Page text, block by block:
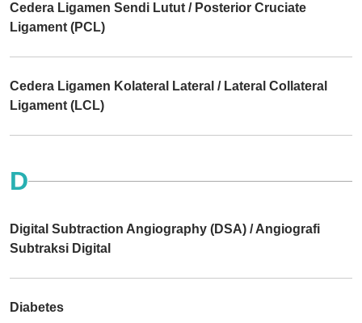
Cedera Ligamen Sendi Lutut / Posterior Cruciate
Ligament (PCL)
Cedera Ligamen Kolateral Lateral / Lateral Collateral
Ligament (LCL)
D
Digital Subtraction Angiography (DSA) / Angiografi
Subtraksi Digital
Diabetes